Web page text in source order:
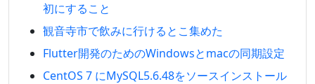
初にすること
観音寺市で飲みに行けるとこ集めた
Flutter開発のためのWindowsとmacの同期設定
CentOS 7 にMySQL5.6.48をソースインストール